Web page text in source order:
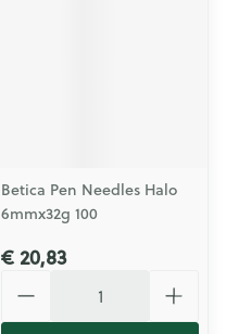
Betica Pen Needles Halo
6mmx32g 100
€ 20,83